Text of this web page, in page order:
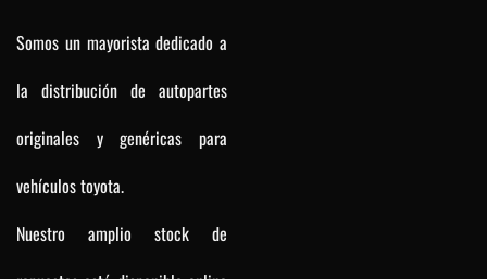
Somos un mayorista dedicado a
la distribución de autopartes
originales y genéricas para
vehículos toyota.
Nuestro amplio stock de